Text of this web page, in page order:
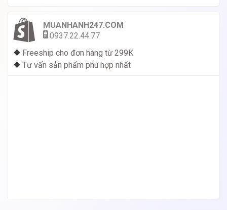
MUANHANH247.COM
0937.22.44.77
❖ Freeship cho đơn hàng từ 299K
❖ Tư vấn sản phẩm phù hợp nhất